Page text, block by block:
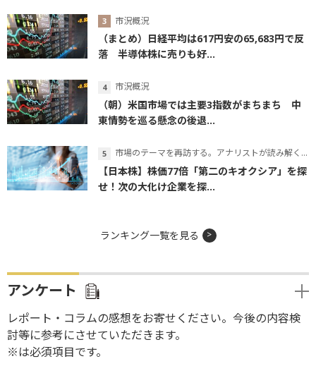
市況概況
（まとめ）日経平均は617円安の65,683円で反
落 半導体株に売りも好...
市況概況
（朝）米国市場では主要3指数がまちまち 中
東情勢を巡る懸念の後退...
市場のテーマを再訪する。アナリストが読み解くテーマの本質
【日本株】株価77倍「第二のキオクシア」を探
せ！次の大化け企業を探...
ランキング一覧を見る
アンケート
レポート・コラムの感想をお寄せください。今後の内容検
討等に参考にさせていただきます。
※は必須項目です。